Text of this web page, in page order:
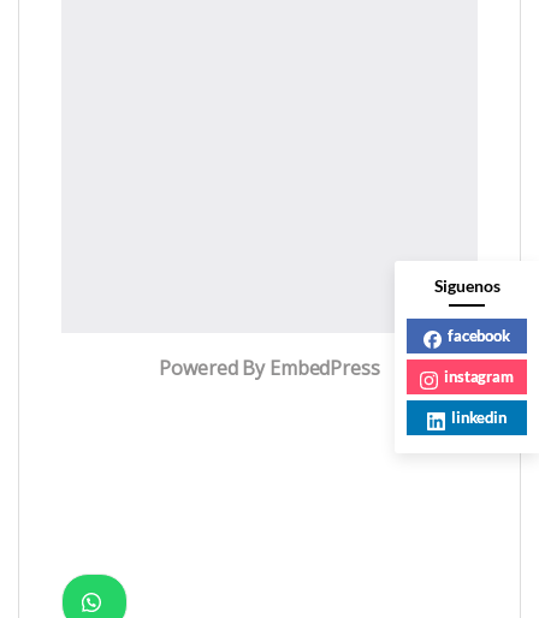
Powered By EmbedPress
Siguenos
facebook
instagram
linkedin